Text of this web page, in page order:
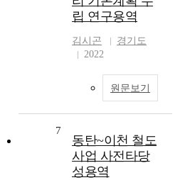
립 연구용역
김시곤
경기도
2022
원문보기
7
동탄~이천 철도
사업 사전타당
성용역